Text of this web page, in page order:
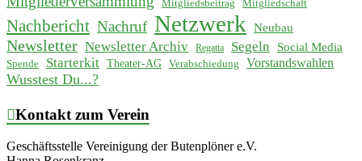
Mitgliedsbeitrag Mitgliedschaft
Nachbericht Nachruf Netzwerk Neubau
Newsletter Newsletter Archiv Regatta Segeln Social Media
Spende Starterkit Theater-AG Verabschiedung Vorstandswahlen
Wusstest Du...?
Kontakt zum Verein
Geschäftsstelle Vereinigung der Butenplöner e.V.